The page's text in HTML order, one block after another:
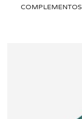
COMPLEMENTOS